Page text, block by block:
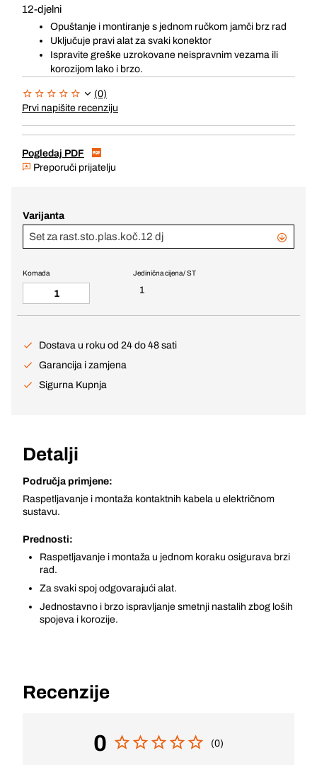
12-djelni
Opuštanje i montiranje s jednom ručkom jamči brz rad
Uključuje pravi alat za svaki konektor
Ispravite greške uzrokovane neispravnim vezama ili
korozijom lako i brzo.
(0)
Prvi napišite recenziju
Pogledaj PDF
Preporuči prijatelju
Varijanta
Set za rast.sto.plas.koč.12 dj
Jedinična cijena / ST
1
Komada
Dostava u roku od 24 do 48 sati
Garancija i zamjena
Sigurna Kupnja
Detalji
Područja primjene:
Raspetljavanje i montaža kontaktnih kabela u električnom
sustavu.
Prednosti:
Raspetljavanje i montaža u jednom koraku osigurava brzi
rad.
Za svaki spoj odgovarajući alat.
Jednostavno i brzo ispravljanje smetnji nastalih zbog loših
spojeva i korozije.
Recenzije
0 (0)